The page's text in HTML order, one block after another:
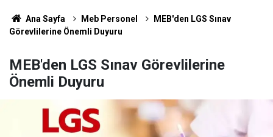
Ana Sayfa Meb Personel
MEB'den LGS Sınav
Görevlilerine Önemli Duyuru
MEB'den LGS Sınav Görevlilerine
Önemli Duyuru